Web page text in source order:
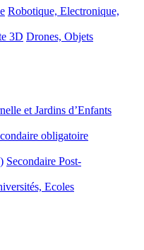
Robotique, Electronique,
3D Drones, Objets
et Jardins d’Enfants
obligatoire
Secondaire Post-
Ecoles